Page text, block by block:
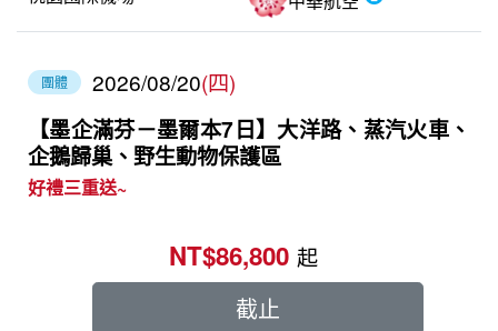
團體 2026/08/20(四)
【墨企滿芬－墨爾本7日】大洋路、蒸汽火車、
企鵝歸巢、野生動物保護區
好禮三重送~
NT$86,800 起
截止